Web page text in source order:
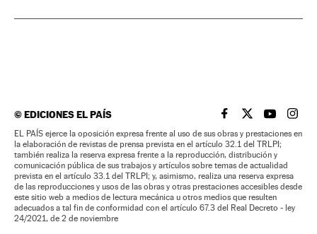
©EDICIONES EL PAÍS EL PAÍS BRASIL EN
EL PAÍSEL PAÍS
EL
EL PAÍS ejerce la oposición expresa frente al uso de sus obras y prestaciones en
la elaboración de revistas de prensa prevista en el artículo 32.1 del TRLPI;
también realiza la reserva expresa frente a la reproducción, distribución y
comunicación pública de sus trabajos y artículos sobre temas de actualidad
prevista en el artículo 33.1 del TRLPI; y, asimismo, realiza una reserva expresa
de las reproducciones y usos de las obras y otras prestaciones accesibles desde
este sitio web a medios de lectura mecánica u otros medios que resulten
adecuados a tal fin de conformidad con el artículo 67.3 del Real Decreto - ley
24/2021, de 2 de noviembre